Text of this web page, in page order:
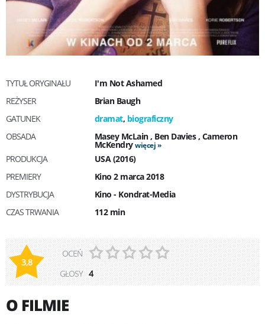
TYTUŁ ORYGINAŁU
I'm Not Ashamed
REŻYSER
Brian Baugh
GATUNEK
dramat, biograficzny
OBSADA
Masey McLain, Ben Davies, Cameron
McKendry więcej
PRODUKCJA
USA (2016)
PREMIERY
Kino 2 marca 2018
DYSTRYBUCJA
Kino - Kondrat-Media
CZAS TRWANIA
112 min
3,8
OCEŃ
GŁOSY 4
O FILMIE